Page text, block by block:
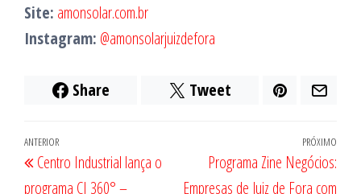
Site: amonsolar.com.br
Instagram: @amonsolarjuizdefora
Share Tweet
Navegação
de
Post
anterior
ANTERIOR
Centro Industrial lança o
programa CI 360° –
PRÓXIMO
Programa Zine Negócios:
Empresas de Juiz de Fora com